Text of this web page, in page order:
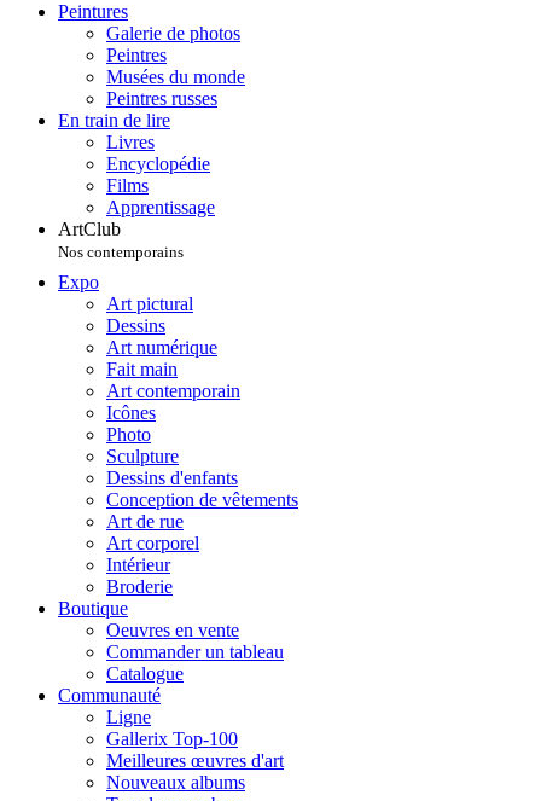
Peintures
Galerie de photos
Peintres
Musées du monde
Peintres russes
En train de lire
Livres
Encyclopédie
Films
Apprentissage
ArtClub
Nos contemporains
Expo
Art pictural
Dessins
Art numérique
Fait main
Art contemporain
Icônes
Photo
Sculpture
Dessins d'enfants
Conception de vêtements
Art de rue
Art corporel
Intérieur
Broderie
Boutique
Oeuvres en vente
Commander un tableau
Catalogue
Communauté
Ligne
Gallerix Top-100
Meilleures œuvres d'art
Nouveaux albums